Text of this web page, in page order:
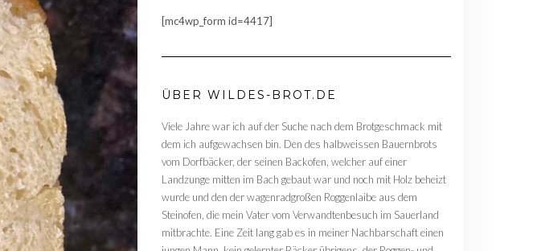
[mc4wp_form id=4417]
ÜBER WILDES-BROT.DE
Viele Jahre war ich auf der Suche nach dem Brotgeschmack mit
dem ich aufgewachsen bin. Den des halbweissen Bauernbrots
vom Dorfbäcker, der seinen Backofen, welcher auf einer
Landzunge mitten im Bach gebaut war und noch mit Holz beheizt
wurde und den der wagenradgroßen Roggenlaibe aus dem
Steinofen, die mein Vater vom Verwandtenbesuch im Sauerland
mitbrachte. Eine Zeit lang gab es in meiner Nachbarschaft einen